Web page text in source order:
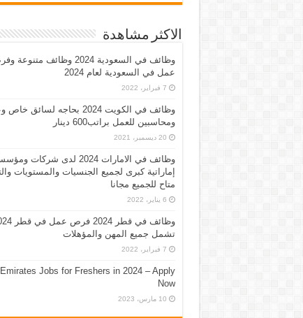
الاكثر مشاهدة
وظائف في السعودية 2024 وظائف
عمل في السعودية لعام 2024
7 فبراير، 2022
وظائف في الكويت 2024 بحاجه لسائق
ومحاسبين للعمل براتب600 دينار
20 ديسمبر، 2021
وظائف في الامارات 2024 لدى شركات
إماراتية كبرى لجميع الجنسيات والمستويات
متاح للجميع مجانا
6 يناير، 2022
وظائف في قطر 2024
تشمل جميع المهن والمؤهلات
7 فبراير، 2022
Jobs for Freshers in 2024 – Apply
Now
10 مارس، 2023